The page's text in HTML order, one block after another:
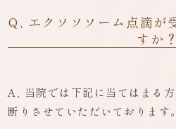
Q, エクソソソーム点滴が
すか？
A, 当院では下記に当てはまる
断りさせていただいております。